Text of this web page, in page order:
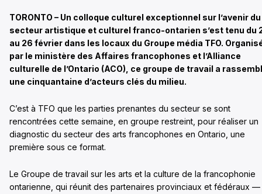
TORONTO – Un colloque culturel exceptionnel sur l’avenir du
secteur artistique et culturel franco-ontarien s’est tenu du
au 26 février dans les locaux du Groupe média TFO.
par le ministère des Affaires francophones et l’Alliance
culturelle de l’Ontario (ACO), ce groupe de travail a
une cinquantaine d’acteurs clés du milieu.
C’est à TFO que les parties prenantes du secteur se sont
rencontrées cette semaine, en groupe restreint, pour réaliser un
diagnostic du secteur des arts francophones en Ontario, une
première sous ce format.
Le Groupe de travail sur les arts et la culture de la francophonie
ontarienne, qui réunit des partenaires provinciaux et fédéraux —